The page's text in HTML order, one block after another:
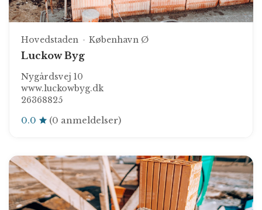
Hovedstaden København Ø
Luckow Byg
Nygårdsvej 10
www.luckowbyg.dk
26368825
0.0 (0 anmeldelser)